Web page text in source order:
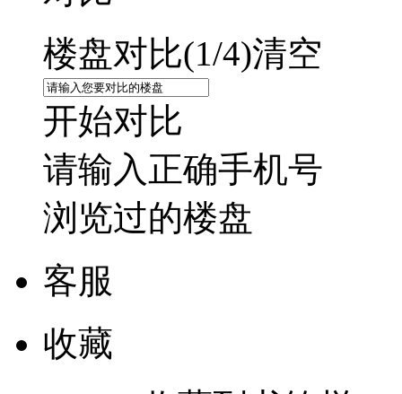
楼盘对比(1/4)清空
开始对比
请输入正确手机号
浏览过的楼盘
客服
收藏